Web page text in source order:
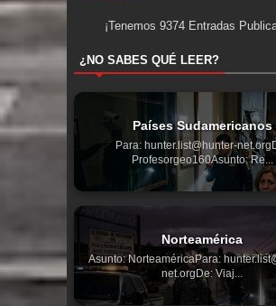
¡Tenemos 9374Entradas
¿NO SABES QUÉ LEER?
Países Sudamericanos
Para: hunter.list@hunter-
Profesorgeo160Asunto: Re...
Norteamérica
Asunto: NorteaméricaPara:
net.orgDe: Viaj...